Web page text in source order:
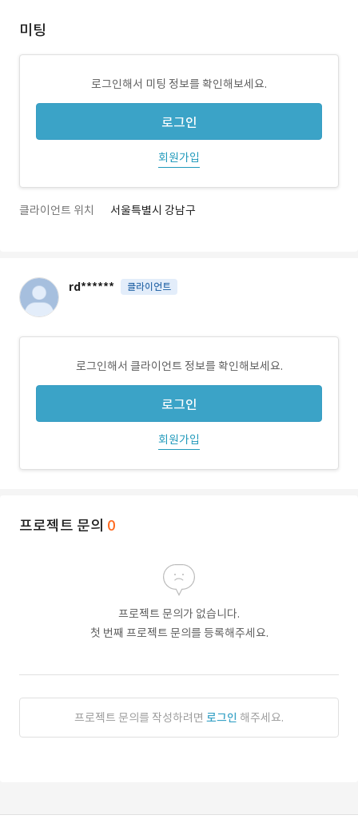
미팅
로그인해서 미팅 정보를 확인해보세요.
로그인
회원가입
클라이언트 위치 서울특별시 강남구
rd****** 클라이언트
로그인해서 클라이언트 정보를 확인해보세요.
로그인
회원가입
프로젝트 문의 0
프로젝트 문의가 없습니다.
첫 번째 프로젝트 문의를 등록해주세요.
프로젝트 문의를 작성하려면 로그인 해주세요.